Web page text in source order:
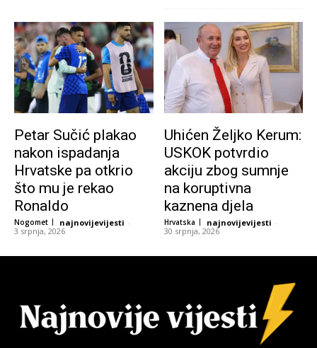
Petar Sučić plakao
nakon ispadanja
Hrvatske pa otkrio
što mu je rekao
Ronaldo
Nogomet najnovijevijesti -
3 srpnja, 2026
Uhićen Željko Kerum:
USKOK potvrdio
akciju zbog sumnje
na koruptivna
kaznena djela
Hrvatska najnovijevijesti -
30 srpnja, 2026